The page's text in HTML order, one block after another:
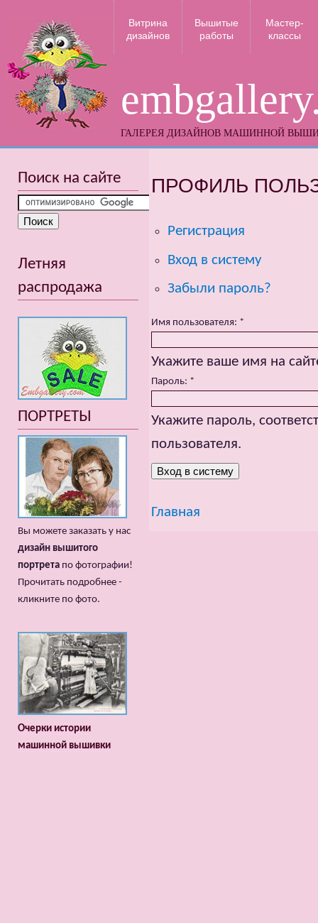
ГАЛЕРЕЯ ДИЗАЙНОВ МАШИННОЙ
Витрина
дизайнов
Вышитые
работы
Мастер-
классы
ПРОФИЛЬ
Регистрация
Вход в систему
Забыли пароль?
Имя пользователя: *
Укажите ваше имя на
Пароль: *
Укажите пароль,
пользователя.
Главная
Поиск на сайте
Летняя
распродажа
ПОРТРЕТЫ
Вы можете заказать у нас
дизайн вышитого
портрета по фотографии!
Прочитать подробнее -
кликните по фото.
Очерки истории
машинной вышивки